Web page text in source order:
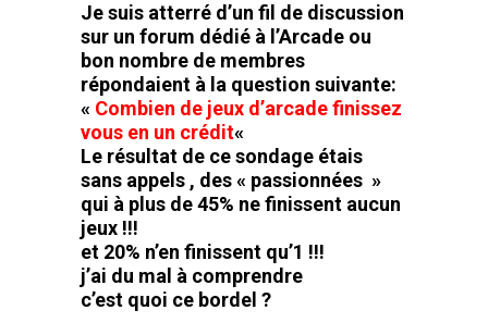
Je suis atterré d’un fil de discussion
sur un forum dédié à l’Arcade ou
bon nombre de membres
répondaient à la question suivante:
« Combien de jeux d’arcade finissez
vous en un crédit«
Le résultat de ce sondage étais
sans appels , des « passionnées »
qui à plus de 45% ne finissent aucun
jeux !!!
et 20% n’en finissent qu’1 !!!
j’ai du mal à comprendre
c’est quoi ce bordel ?